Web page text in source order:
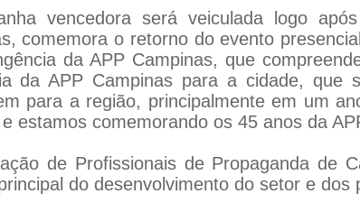
vencedora será veiculada logo
comemora o retorno do evento
da APP Campinas, que
da APP Campinas para a cidade, que
para a região, principalmente em um
estamos comemorando os 45 anos da
de Profissionais de Propaganda de
do desenvolvimento do setor e